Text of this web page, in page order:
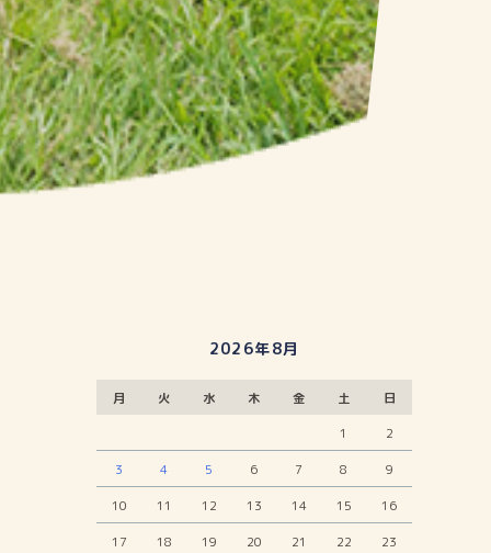
2026年8月
月 火 水 木 金 土 日
1 2
3 4 5 6 7 8 9
10 11 12 13 14 15 16
17 18 19 20 21 22 23